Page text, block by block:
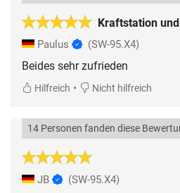
Kraftstation
Paulus (SW-95.X4)
Beides sehr zufrieden
Hilfreich • Nicht hilfreich
14 Personen fanden diese
JB (SW-95.X4)